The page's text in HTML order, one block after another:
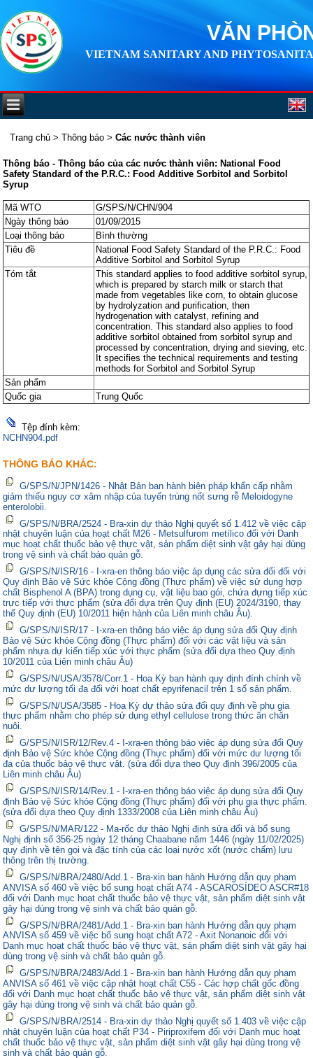
VĂN
VIETNAM SANITARY AND
Trang chủ >Thông báo >Các nước thành viên
Thông báo - Thông báo của các nước thành viên: National Food
Safety Standard of the P.R.C.: Food Additive Sorbitol and Sorbitol
Syrup
Mã WTO
G/SPS/N/CHN/904
Ngày thông báo
01/09/2015
Loại thông báo
Bình thường
Tiêu đề
National Food Safety Standard of the P.R.C.: Food
Additive Sorbitol and Sorbitol Syrup
Tóm tắt
This standard applies to food additive sorbitol syrup,
which is prepared by starch milk or starch that
made from vegetables like corn, to obtain glucose
by hydrolyzation and purification, then
hydrogenation with catalyst, refining and
concentration. This standard also applies to food
additive sorbitol obtained from sorbitol syrup and
processed by concentration, drying and sieving, etc.
It specifies the technical requirements and testing
methods for Sorbitol and Sorbitol Syrup
Sản phẩm
Quốc gia
Trung Quốc
Tệp đính kèm:
NCHN904.pdf
THÔNG BÁO KHÁC:
G/SPS/N/JPN/1426 - Nhật Bản ban hành biện pháp khẩn cấp nhằm
giảm thiểu nguy cơ xâm nhập của tuyến trùng nốt sưng rễ Meloidogyne
enterolobii.
G/SPS/N/BRA/2524 - Bra-xin dự thảo Nghị quyết số 1.412 về việc cập
nhật chuyên luận của hoạt chất M26 - Metsulfurom metílico đối với Danh
mục hoạt chất thuốc bảo vệ thực vật, sản phẩm diệt sinh vật gây hại dùng
trong vệ sinh và chất bảo quản gỗ.
G/SPS/N/ISR/16 - I-xra-en thông báo việc áp dụng các sửa đổi đối với
Quy định Bảo vệ Sức khỏe Cộng đồng (Thực phẩm) về việc sử dụng hợp
chất Bisphenol A (BPA) trong dụng cụ, vật liệu bao gói, chứa đựng tiếp xúc
trực tiếp với thực phẩm (sửa đổi dựa trên Quy định (EU) 2024/3190, thay
thế Quy định (EU) 10/2011 hiện hành của Liên minh châu Âu).
G/SPS/N/ISR/17 - I-xra-en thông báo việc áp dụng sửa đổi Quy định
Bảo vệ Sức khỏe Cộng đồng (Thực phẩm) đối với các vật liệu và sản
phẩm nhựa dự kiến tiếp xúc với thực phẩm (sửa đổi dựa theo Quy định
10/2011 của Liên minh châu Âu)
G/SPS/N/USA/3578/Corr.1 - Hoa Kỳ ban hành quy định đính chính về
mức dư lượng tối đa đối với hoạt chất epyrifenacil trên 1 số sản phẩm.
G/SPS/N/USA/3585 - Hoa Kỳ dự thảo sửa đổi quy định về phụ gia
thực phẩm nhằm cho phép sử dụng ethyl cellulose trong thức ăn chăn
nuôi.
G/SPS/N/ISR/12/Rev.4 - I-xra-en thông báo việc áp dụng sửa đổi Quy
định Bảo vệ Sức khỏe Cộng đồng (Thực phẩm) đối với mức dư lượng tối
đa của thuốc bảo vệ thực vật. (sửa đổi dựa theo Quy định 396/2005 của
Liên minh châu Âu)
G/SPS/N/ISR/14/Rev.1 - I-xra-en thông báo việc áp dụng sửa đổi Quy
định Bảo vệ Sức khỏe Cộng đồng (Thực phẩm) đối với phụ gia thực phẩm.
(sửa đổi dựa theo Quy định 1333/2008 của Liên minh châu Âu)
G/SPS/N/MAR/122 - Ma-rốc dự thảo Nghị định sửa đổi và bổ sung
Nghị định số 356-25 ngày 12 tháng Chaabane năm 1446 (ngày 11/02/2025)
quy định về tên gọi và đặc tính của các loại nước xốt (nước chấm) lưu
thông trên thị trường.
G/SPS/N/BRA/2480/Add.1 - Bra-xin ban hành Hướng dẫn quy phạm
ANVISA số 460 về việc bổ sung hoạt chất A74 - ASCAROSÍDEO ASCR#18
đối với Danh mục hoạt chất thuốc bảo vệ thực vật, sản phẩm diệt sinh vật
gây hại dùng trong vệ sinh và chất bảo quản gỗ.
G/SPS/N/BRA/2481/Add.1 - Bra-xin ban hành Hướng dẫn quy phạm
ANVISA số 459 về việc bổ sung hoạt chất A72 - Axit Nonanoic đối với
Danh mục hoạt chất thuốc bảo vệ thực vật, sản phẩm diệt sinh vật gây hại
dùng trong vệ sinh và chất bảo quản gỗ.
G/SPS/N/BRA/2483/Add.1 - Bra-xin ban hành Hướng dẫn quy phạm
ANVISA số 461 về việc cập nhật hoạt chất C55 - Các hợp chất gốc đồng
đối với Danh mục hoạt chất thuốc bảo vệ thực vật, sản phẩm diệt sinh vật
gây hại dùng trong vệ sinh và chất bảo quản gỗ.
G/SPS/N/BRA/2514 - Bra-xin dự thảo Nghị quyết số 1.403 về việc cập
nhật chuyên luận của hoạt chất P34 - Piriproxifem đối với Danh mục hoạt
chất thuốc bảo vệ thực vật, sản phẩm diệt sinh vật gây hại dùng trong vệ
sinh và chất bảo quản gỗ.